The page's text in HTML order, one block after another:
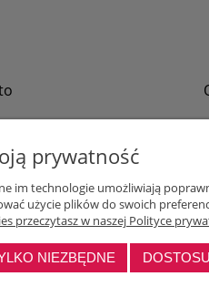
prywatność
im technologie umożliwiają
użycie plików do swoich
przeczytasz w naszej Polityce
NIEZBĘDNE